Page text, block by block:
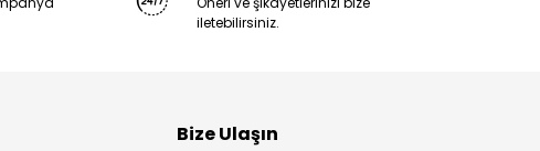
iletebilirsiniz.
Bize Ulaşın